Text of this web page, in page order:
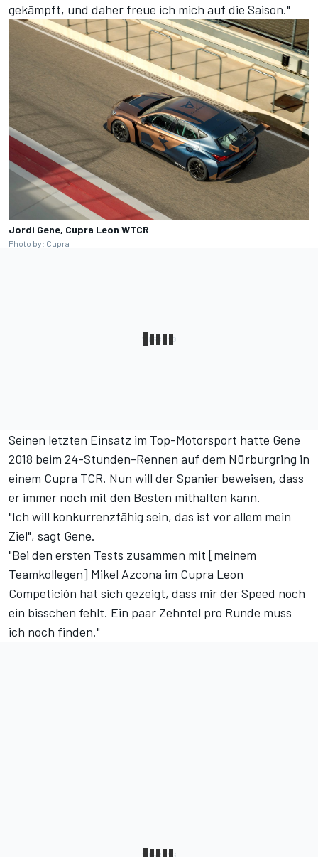
gekämpft, und daher freue ich mich auf die Saison."
Jordi Gene, Cupra Leon WTCR
Photo by: Cupra
Seinen letzten Einsatz im Top-Motorsport hatte Gene
2018 beim 24-Stunden-Rennen auf dem Nürburgring in
einem Cupra TCR. Nun will der Spanier beweisen, dass
er immer noch mit den Besten mithalten kann.
"Ich will konkurrenzfähig sein, das ist vor allem mein
Ziel", sagt Gene.
"Bei den ersten Tests zusammen mit [meinem
Teamkollegen] Mikel Azcona im Cupra Leon
Competición hat sich gezeigt, dass mir der Speed noch
ein bisschen fehlt. Ein paar Zehntel pro Runde muss
ich noch finden."